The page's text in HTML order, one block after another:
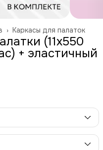
Каркасы для палаток
›
и отдых на природе
(11х550
+ эластичный